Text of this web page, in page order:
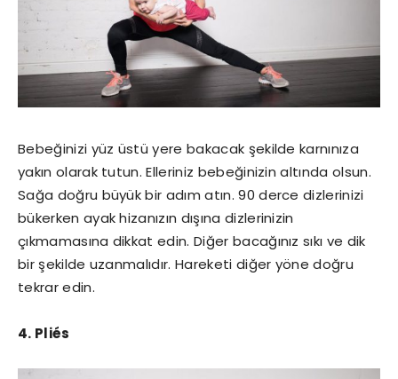
Bebeğinizi yüz üstü yere bakacak şekilde karnınıza
yakın olarak tutun. Elleriniz bebeğinizin altında olsun.
Sağa doğru büyük bir adım atın. 90 derce dizlerinizi
bükerken ayak hizanızın dışına dizlerinizin
çıkmamasına dikkat edin. Diğer bacağınız sıkı ve dik
bir şekilde uzanmalıdır. Hareketi diğer yöne doğru
tekrar edin.
4. Pliés